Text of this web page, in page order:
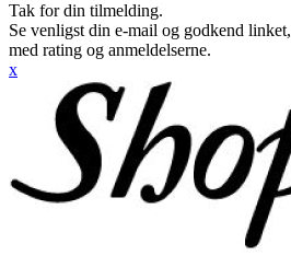
Tak for din tilmelding.
Se venligst din e-mail og godkend
med rating og anmeldelserne.
x